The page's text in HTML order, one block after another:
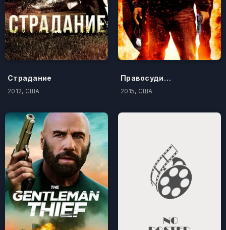
Страдание
2012, США
Правосудие по-американски
2015, США